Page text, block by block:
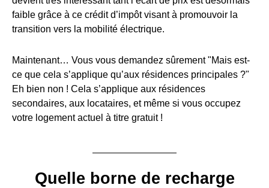
faible grâce à ce crédit d’impôt visant à promouvoir la
transition vers la mobilité électrique.
Maintenant… Vous vous demandez sûrement "Mais est-
ce que cela s’applique qu’aux résidences principales ?"
Eh bien non ! Cela s’applique aux résidences
secondaires, aux locataires, et même si vous occupez
votre logement actuel à titre gratuit !
Quelle borne de recharge